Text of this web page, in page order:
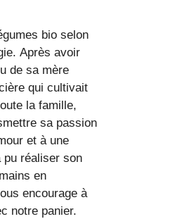
bio selon
Après avoir
de sa mère
qui cultivait
la famille,
sa passion
et à une
pu réaliser son
en
encourage à
notre panier.